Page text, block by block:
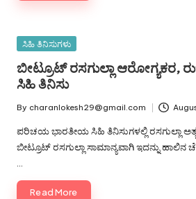
Posted
ಸಿಹಿ ತಿನಿಸುಗಳು
ಬೀಟ್ರೂಟ್ ರಸಗುಲ್ಲಾ ಆರೋಗ್ಯಕರ,
ಸಿಹಿ ತಿನಿಸು
Posted
by
By charanlokesh29@gmail.com
ಪರಿಚಯ ಭಾರತೀಯ ಸಿಹಿ ತಿನಿಸುಗಳಲ್ಲಿ ರಸಗುಲ್ಲಾ
ಬೀಟ್ರೂಟ್ ರಸಗುಲ್ಲಾ ಸಾಮಾನ್ಯವಾಗಿ ಇದನ್ನು ಹಾಲಿನ
…
Read More